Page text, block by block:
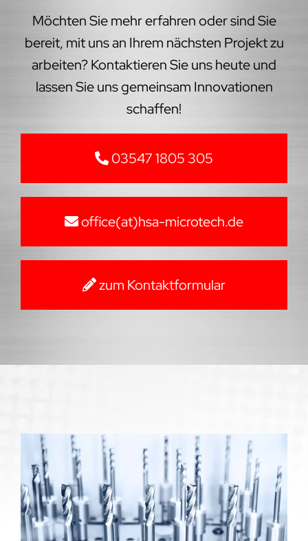
Möchten Sie mehr erfahren oder sind Sie
bereit, mit uns an Ihrem nächsten Projekt zu
arbeiten? Kontaktieren Sie uns heute und
lassen Sie uns gemeinsam Innovationen
schaffen!
03547 1805 305
office(at)hsa-microtech.de
zum Kontaktformular